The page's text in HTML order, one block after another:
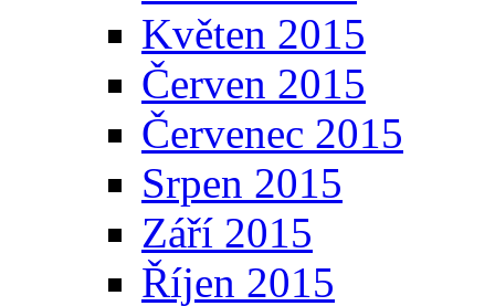
Květen 2015
Červen 2015
Červenec 2015
Srpen 2015
Září 2015
Říjen 2015